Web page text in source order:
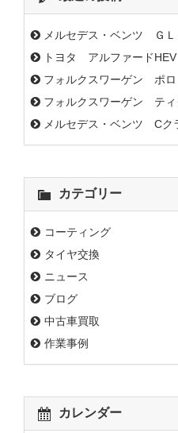
メルセデス・ベンツ Ｇ
トヨタ アルファード
フォルクスワーゲン ポ
フォルクスワーゲン テ
メルセデス・ベンツ C
カテゴリー
コーティング
タイヤ交換
ニュース
ブログ
中古車買取
作業事例
カレンダー